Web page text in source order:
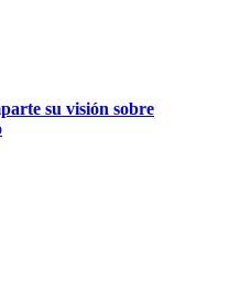
su visión sobre